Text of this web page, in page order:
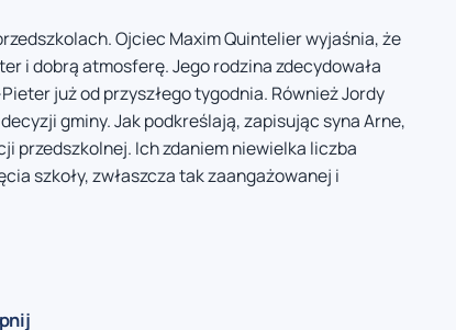
Ojciec Maxim Quintelier wyjaśnia, że
i dobrą atmosferę. Jego rodzina zdecydowała
już od przyszłego tygodnia. Również Jordy
gminy. Jak podkreślają, zapisując syna Arne,
przedszkolnej. Ich zdaniem niewielka liczba
szkoły, zwłaszcza tak zaangażowanej i